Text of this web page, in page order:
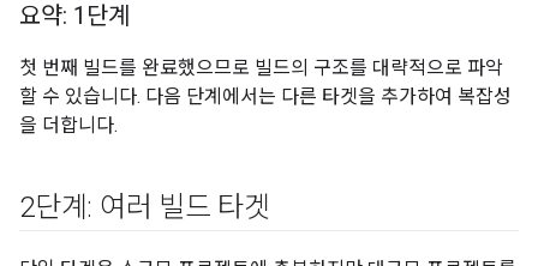
요약: 1단계
첫 번째 빌드를 완료했으므로 빌드의 구조를 대략적으로 파악
할 수 있습니다. 다음 단계에서는 다른 타겟을 추가하여 복잡성
을 더합니다.
2단계: 여러 빌드 타겟